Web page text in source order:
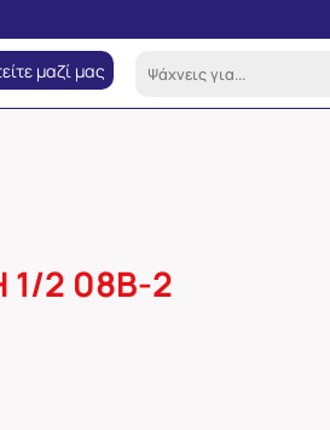
μαζί μας
1/2 08Β-2